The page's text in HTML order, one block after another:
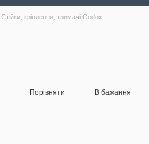
Стійки, кріплення, тримачі Godox
Порівняти В бажання